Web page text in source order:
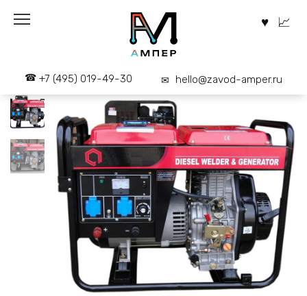
+7 (495) 019-49-30 hello@zavod-amper.ru